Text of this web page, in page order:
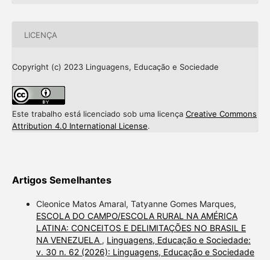
LICENÇA
Copyright (c) 2023 Linguagens, Educação e Sociedade
Este trabalho está licenciado sob uma licença Creative Commons
Attribution 4.0 International License.
Artigos Semelhantes
Cleonice Matos Amaral, Tatyanne Gomes Marques,
ESCOLA DO CAMPO/ESCOLA RURAL NA AMÉRICA
LATINA: CONCEITOS E DELIMITAÇÕES NO BRASIL E
NA VENEZUELA , Linguagens, Educação e Sociedade:
v. 30 n. 62 (2026): Linguagens, Educação e Sociedade